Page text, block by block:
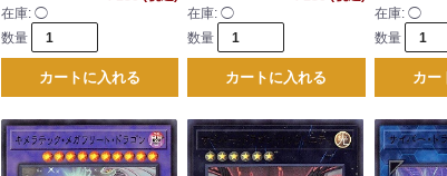
在庫: ◯
数量
カートに入れる
在庫:◯
数量
カートに入れる
在庫: ◯
数量
カー